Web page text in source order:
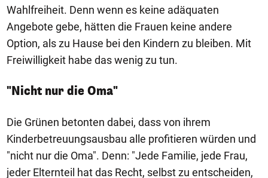
Wahlfreiheit. Denn wenn es keine adäquaten
Angebote gebe, hätten die Frauen keine andere
Option, als zu Hause bei den Kindern zu bleiben. Mit
Freiwilligkeit habe das wenig zu tun.
"Nicht nur die Oma"
Die Grünen betonten dabei, dass von ihrem
Kinderbetreuungsausbau alle profitieren würden und
"nicht nur die Oma". Denn: "Jede Familie, jede Frau,
jeder Elternteil hat das Recht, selbst zu entscheiden,